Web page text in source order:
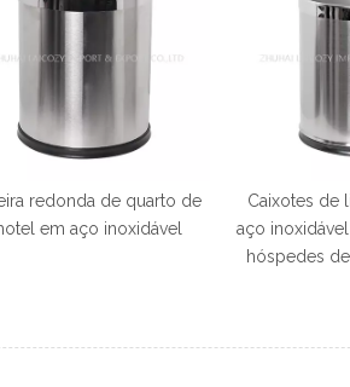
redonda de quarto de
em aço inoxidável
Caixotes de
aço
hóspedes